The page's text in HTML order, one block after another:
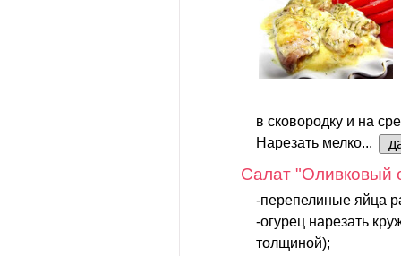
в сковородку и на
Нарезать мелко...
Салат "Оливковый
-перепелиные яйца
-огурец нарезать
толщиной);